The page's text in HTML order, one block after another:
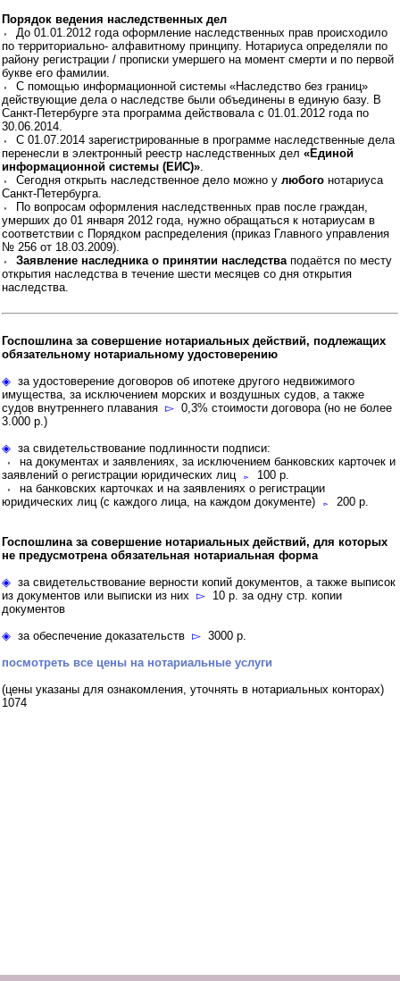
Порядок ведения наследственных дел
⬫ До 01.01.2012 года оформление наследственных прав происходило
по территориально- алфавитному принципу. Нотариуса определяли по
району регистрации / прописки умершего на момент смерти и по первой
букве его фамилии.
⬫ С помощью информационной системы «Наследство без границ»
действующие дела о наследстве были объединены в единую базу. В
Санкт-Петербурге эта программа действовала с 01.01.2012 года по
30.06.2014.
⬫ С 01.07.2014 зарегистрированные в программе наследственные дела
перенесли в электронный реестр наследственных дел «Единой
информационной системы (ЕИС)»
⬫ Сегодня открыть наследственное дело можно у любого нотариуса
Санкт-Петербурга.
⬫ По вопросам оформления наследственных прав после граждан,
умерших до 01 января 2012 года, нужно обращаться к нотариусам в
соответствии с Порядком распределения (приказ Главного управления
№ 256 от 18.03.2009).
⬫ Заявление наследника о принятии наследства подаётся по месту
открытия наследства в течение шести месяцев со дня открытия
наследства.
Госпошлина за совершение нотариальных действий, подлежащих
обязательному нотариальному удостоверению
◈ за удостоверение договоров об ипотеке другого недвижимого
имущества, за исключением морских и воздушных судов, а также
судов внутреннего плавания ▻ 0,3% стоимости договора (но не более
3.000 р.)
◈ за свидетельствование подлинности подписи:
⬫ на документах и заявлениях, за исключением банковских карточек и
заявлений о регистрации юридических лиц ▻ 100 р.
⬫ на банковских карточках и на заявлениях о регистрации
юридических лиц (с каждого лица, на каждом документе) ▻ 200 р.
Госпошлина за совершение нотариальных действий, для которых
не предусмотрена обязательная нотариальная форма
◈ за свидетельствование верности копий документов, а также выписок
из документов или выписки из них ▻ 10 р. за одну стр. копии
документов
◈ за обеспечение доказательств ▻ 3000 р.
посмотреть все цены на нотариальные услуги
(цены указаны для ознакомления, уточнять в нотариальных конторах)
1074